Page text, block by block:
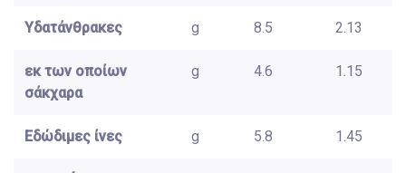
Υδατάνθρακες g 8.5 2.13
εκ των οποίων
σάκχαρα
g 4.6 1.15
Εδώδιμες ίνες g 5.8 1.45